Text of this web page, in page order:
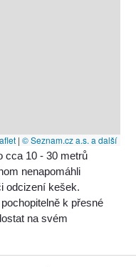
| © Seznam.cz a.s. a další
cca 10 - 30 metrů
nenapomáhli
odcizení kešek.
k přesné
na svém